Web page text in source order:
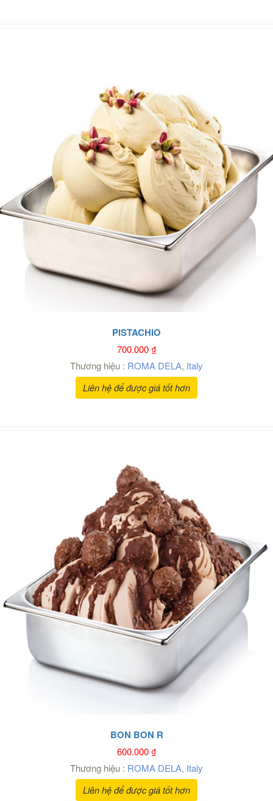
PISTACHIO
700.000₫
Thương hiệu : ROMA DELA, Italy
Liên hệ để được giá tốt hơn
BON BON R
600.000₫
Thương hiệu : ROMA DELA, Italy
Liên hệ để được giá tốt hơn